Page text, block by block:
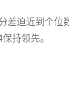
迫近到个
持领先。